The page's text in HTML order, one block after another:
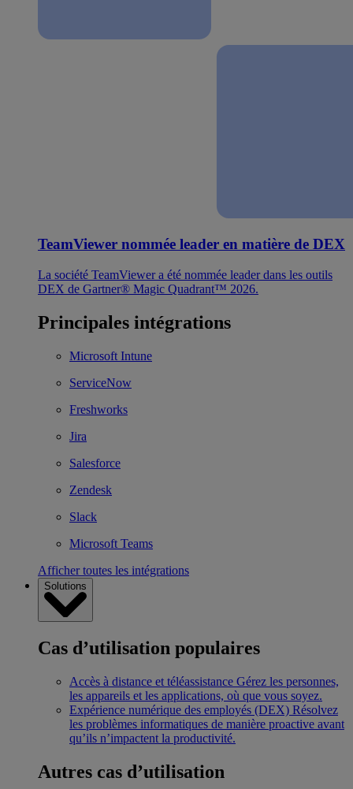
TeamViewer nommée leader en matière de DEX
La société TeamViewer a été nommée leader dans les outils
DEX de Gartner® Magic Quadrant™ 2026.
Principales intégrations
Microsoft Intune
ServiceNow
Freshworks
Jira
Salesforce
Zendesk
Slack
Microsoft Teams
Afficher toutes les intégrations
Solutions
Cas d’utilisation populaires
Accès à distance et téléassistance Gérez les personnes,
les appareils et les applications, où que vous soyez.
Expérience numérique des employés (DEX) Résolvez
les problèmes informatiques de manière proactive avant
qu’ils n’impactent la productivité.
Autres cas d’utilisation